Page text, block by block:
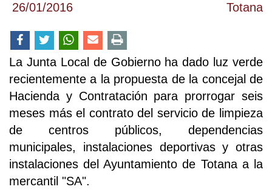
26/01/2016 Totana
La Junta Local de Gobierno ha dado luz verde
recientemente a la propuesta de la concejal de
Hacienda y Contratación para prorrogar seis
meses más el contrato del servicio de limpieza
de centros públicos, dependencias
municipales, instalaciones deportivas y otras
instalaciones del Ayuntamiento de Totana a la
mercantil "SA".